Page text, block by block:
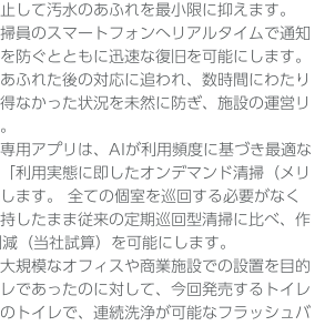
して汚水のあふれを最小限に抑えます。
員のスマートフォンへリアルタイムで通知
防ぐとともに迅速な復旧を可能にします。
ふれた後の対応に追われ、数時間にわたり
なかった状況を未然に防ぎ、施設の運営リ
用アプリは、AIが利用頻度に基づき最適な
利用実態に即したオンデマンド清掃（メリ
ます。 全ての個室を巡回する必要がなく
したまま従来の定期巡回型清掃に比べ、作
（当社試算）を可能にします。
規模なオフィスや商業施設での設置を目的
であったのに対して、今回発売するトイレ
トイレで、連続洗浄が可能なフラッシュバ